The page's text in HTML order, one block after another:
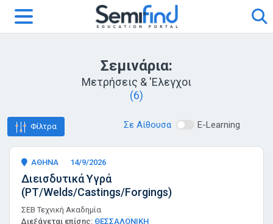
Σεμινάρια:
Μετρήσεις & 'Ελεγχοι
(6)
Φίλτρα Σε Αίθουσα E-Learning
ΑΘΗΝΑ 14/9/2026
Διεισδυτικά Υγρά
(PT/Welds/Castings/Forgings)
ΣΕΒ Τεχνική Ακαδημία
Διεξάγεται επίσης: ΘΕΣΣΑΛΟΝΙΚΗ